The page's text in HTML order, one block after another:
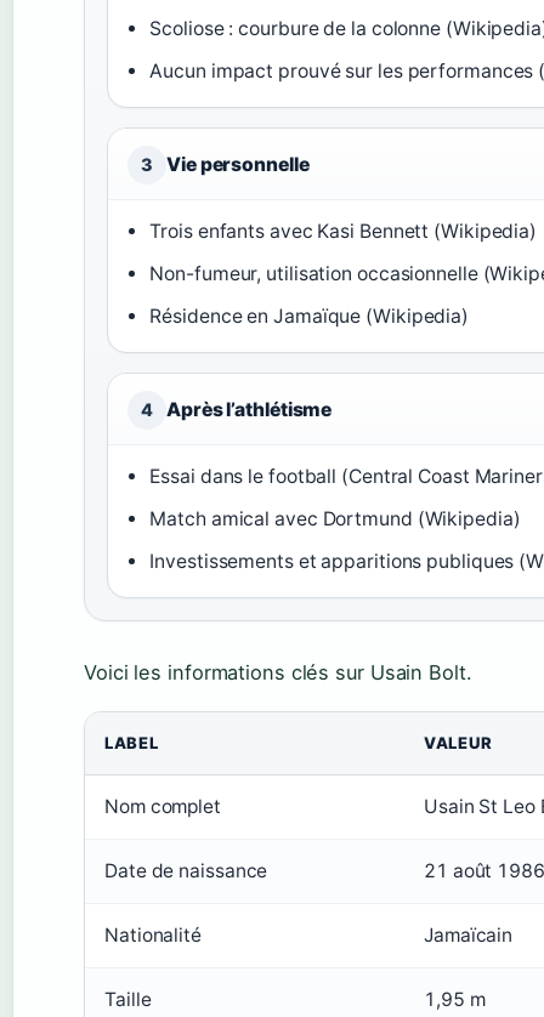
Scoliose : courbure de la colonne
Aucun impact prouvé sur les performances
3 Vie personnelle
Trois enfants avec Kasi Bennett (Wikipedia)
Non-fumeur, utilisation occasionnelle
Résidence en Jamaïque (Wikipedia)
4 Après l’athlétisme
Essai dans le football (Central Coast
Match amical avec Dortmund (Wikipedia)
Investissements et apparitions publiques
Voici les informations clés sur Usain Bolt.
LABEL VALEUR
Nom complet Usain St Leo
Date de naissance 21 août 1986
Nationalité Jamaïcain
Taille 1,95 m